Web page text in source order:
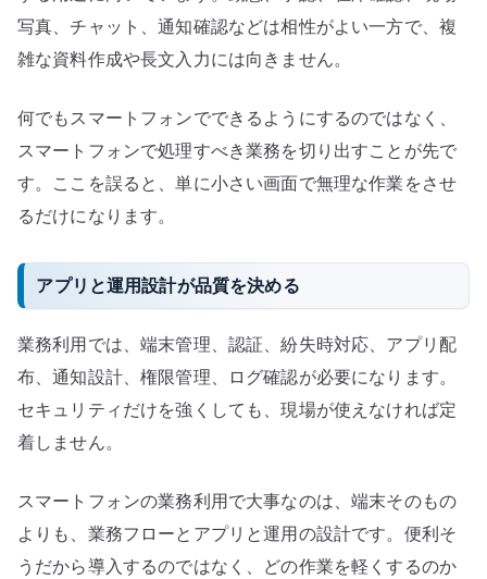
写真、チャット、通知確認などは相性がよい一方で、複
雑な資料作成や長文入力には向きません。
何でもスマートフォンでできるようにするのではなく、
スマートフォンで処理すべき業務を切り出すことが先で
す。ここを誤ると、単に小さい画面で無理な作業をさせ
るだけになります。
アプリと運用設計が品質を決める
業務利用では、端末管理、認証、紛失時対応、アプリ配
布、通知設計、権限管理、ログ確認が必要になります。
セキュリティだけを強くしても、現場が使えなければ定
着しません。
スマートフォンの業務利用で大事なのは、端末そのもの
よりも、業務フローとアプリと運用の設計です。便利そ
うだから導入するのではなく、どの作業を軽くするのか